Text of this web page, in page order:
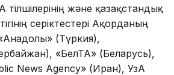
және қазақстандық
серіктестері Ақорданың
«Анадолы» (Түркия),
«БелТА» (Беларусь),
News Agency» (Иран), УзА